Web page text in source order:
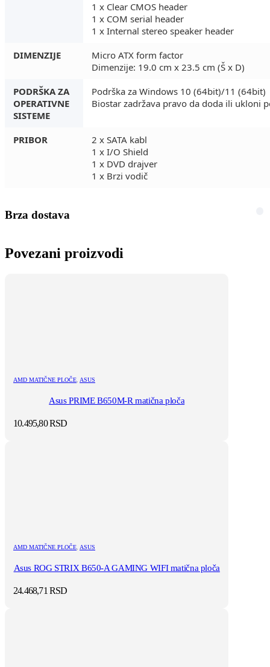
1 x Clear CMOS header
1 x COM serial header
1 x Internal stereo speaker header
DIMENZIJE
Micro ATX form factor
Dimenzije: 19.0 cm x 23.5 cm (Š x D)
PODRŠKA ZA
OPERATIVNE
SISTEME
Podrška za Windows 10 (64bit)/11 (64bit)
Biostar zadržava pravo da doda ili ukloni
PRIBOR
2 x SATA kabl
1 x I/O Shield
1 x DVD drajver
1 x Brzi vodič
Brza dostava
Povezani proizvodi
AMD MATIČNE PLOČE ASUS
Asus PRIME B650M-R matična ploča
10.495,80RSD
AMD MATIČNE PLOČE ASUS
Asus ROG STRIX B650-A GAMING WIFI matična ploča
24.468,71RSD